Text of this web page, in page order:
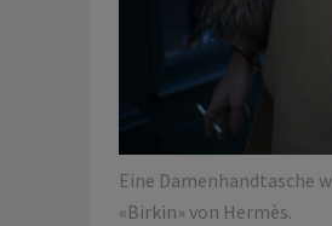
Eine Damenhandtasche
«Birkin» von Hermès.